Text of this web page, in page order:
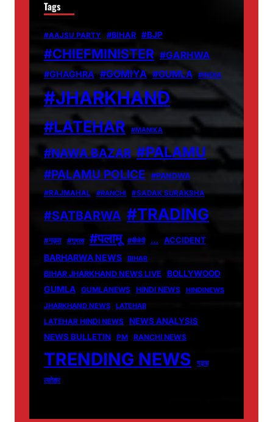
Tags
#AAJSU PARTY #BIHAR #BJP
#CHIEFMINISTER #GARHWA
#GHAGHRA #GOMIYA #GUMLA #INDIA
#JHARKHAND
#LATEHAR #MANIKA
#NAWA BAZAR #PALAMU
#PALAMU POLICE
#PANDWA
#RAJMAHAL
#RANCHI #SADAK SURAKSHA
#SATBARWA #TRADING
#गढ़वा #गुमला #पलामू #बीजेपी … ACCIDENT
BARHARWA NEWS BIHAR
BIHAR JHARKHAND NEWS LIVE BOLLYWOOD
GUMLA GUMLANEWS HINDI NEWS
HINDINEWS
JHARKHAND NEWS
LATEHAR
LATEHAR HINDI NEWS
NEWS ANALYSIS
NEWS BULLETIN PM RANCHI NEWS
TRENDING NEWS
गढ़वा
लातेहार